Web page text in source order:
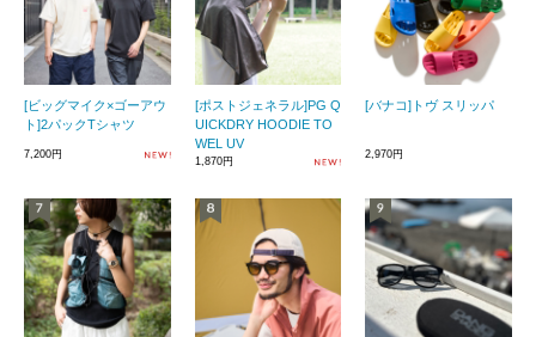
[ビッグマイク×ゴーアウ
ト]2パックTシャツ
7,200円
[ポストジェネラル]PG Q
UICKDRY HOODIE TO
WEL UV
1,870円
[バナコ]トヴ スリッパ
2,970円